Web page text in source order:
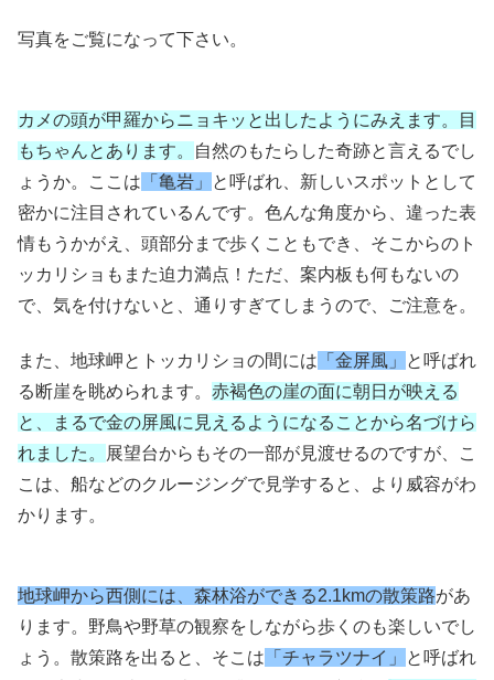
写真をご覧になって下さい。
カメの頭が甲羅からニョキッと出したようにみえます。目
もちゃんとあります。
自然のもたらした奇跡と言えるでし
ょうか。ここは 「亀岩」
と呼ばれ、新しいスポットとして
密かに注目されているんです。色んな角度から、違った表
情もうかがえ、頭部分まで歩くこともでき、そこからのト
ッカリショもまた迫力満点！ただ、案内板も何もないの
で、気を付けないと、通りすぎてしまうので、ご注意を。
また、地球岬とトッカリショの間には 「金屏風」
と呼ばれ
る断崖を眺められます。 赤褐色の崖の面に朝日が映える
と、まるで金の屏風に見えるようになることから名づけら
れました。
展望台からもその一部が見渡せるのですが、こ
こは、船などのクルージングで見学すると、より威容がわ
かります。
地球岬から西側には、森林浴ができる2.1kmの散策路があ
ります。野鳥や野草の観察をしながら歩くのも楽しいでし
ょう。散策路を出ると、そこは 「チャラツナイ」
と呼ばれ